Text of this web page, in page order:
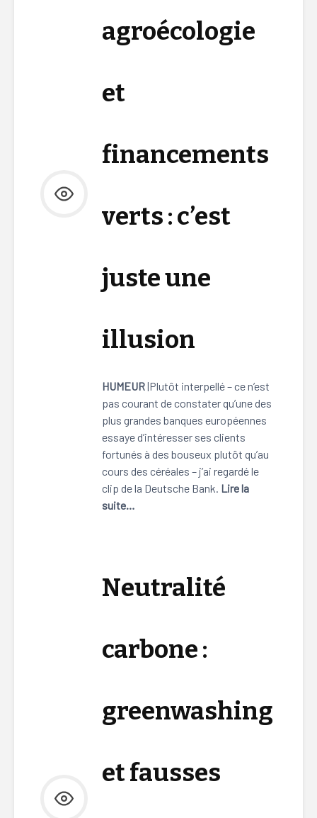
agroécologie
et
financements
verts : c’est
juste une
illusion
HUMEUR|Plutôt interpellé – ce n’est
pas courant de constater qu’une des
plus grandes banques européennes
essaye d’intéresser ses clients
fortunés à des bouseux plutôt qu’au
cours des céréales – j’ai regardé le
clip de la Deutsche Bank. Lire la
suite…
Neutralité
carbone :
greenwashing
et fausses